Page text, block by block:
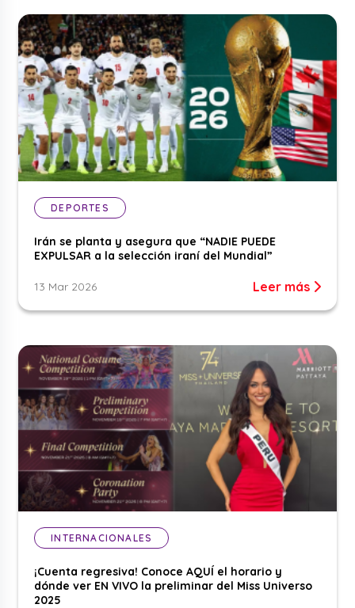
DEPORTES
Irán se planta y asegura que “NADIE PUEDE
EXPULSAR a la selección iraní del Mundial”
13 Mar 2026 Leer más
INTERNACIONALES
¡Cuenta regresiva! Conoce AQUÍ el horario y
dónde ver EN VIVO la preliminar del Miss Universo
2025